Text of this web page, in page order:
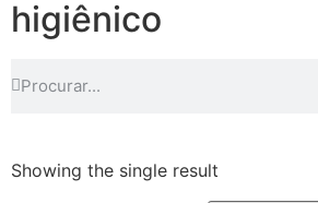
higiênico
Showing the single result